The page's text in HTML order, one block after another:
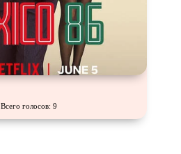
Всего голосов: 9